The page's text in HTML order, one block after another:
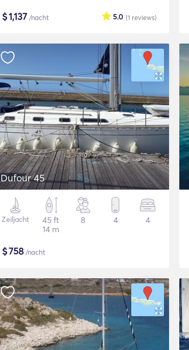
$1,137 /nacht (1 reviews)
5.0
Dufour 45
Zeiljacht
45 ft
14 m
8 4 4
$758/nacht